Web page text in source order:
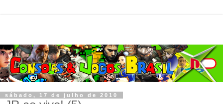
sábado, 17 de julho de 2010